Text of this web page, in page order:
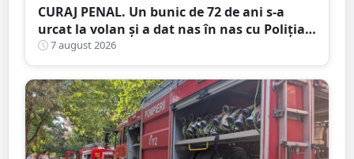
CURAJ PENAL. Un bunic de 72 de ani s-a
urcat la volan și a dat nas în nas cu Poliția
Satu Mare
7 august 2026